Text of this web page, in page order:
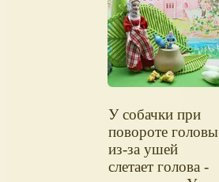
У собачки при
повороте головы
из-за ушей
слетает голова -